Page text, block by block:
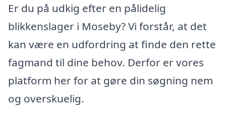
Er du på udkig efter en pålidelig
blikkenslager i Moseby? Vi forstår, at det
kan være en udfordring at finde den rette
fagmand til dine behov. Derfor er vores
platform her for at gøre din søgning nem
og overskuelig.